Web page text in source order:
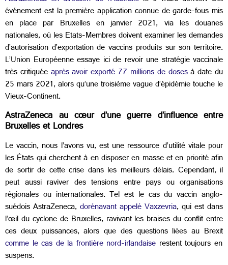
événement est la première application connue de garde-fous mis
en place par Bruxelles en janvier 2021, via les douanes
nationales, où les Etats-Membres doivent examiner les demandes
d’autorisation d’exportation de vaccins produits sur son territoire.
L’Union Européenne essaye ici de revoir une stratégie vaccinale
très critiquéeaprès avoir exporté 77 millions de dosesà date du
25 mars 2021, alors qu’une troisième vague d’épidémie touche le
Vieux-Continent.
AstraZeneca au cœur d’une guerre d’influence entre
Bruxelles et Londres
Le vaccin, nous l’avons vu, est une ressource d’utilité vitale pour
les États qui cherchent à en disposer en masse et en priorité afin
de sortir de cette crise dans les meilleurs délais. Cependant, il
peut aussi raviver des tensions entre pays ou organisations
régionales ou internationales. Tel est le cas du vaccin anglo-
suédois AstraZeneca,dorénavant appelé Vaxzevria, qui est dans
l’œil du cyclone de Bruxelles, ravivant les braises du conflit entre
ces deux puissances, alors que des questions liées au Brexit
comme le cas de la frontière nord-irlandaise restent toujours en
suspens.